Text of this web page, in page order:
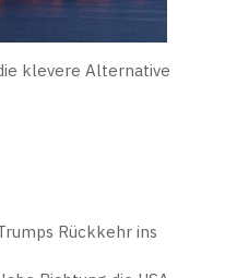
klevere Alternative
Rückkehr ins